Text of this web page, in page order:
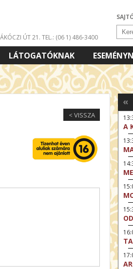
ÚT 21. TEL.: (06 1) 486-3400
LÁTOGATÓKNAK
< VISSZA
«
A